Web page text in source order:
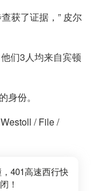
获了证据，” 皮尔
们3人均来自宾顿
份。
/ File /
401高速西行快
！